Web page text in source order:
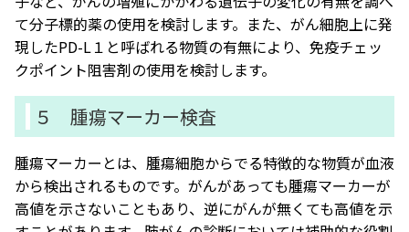
て分子標的薬の使用を検討します。また、がん細胞上に発
現したPD-L１と呼ばれる物質の有無により、免疫チェッ
クポイント阻害剤の使用を検討します。
５ 腫瘍マーカー検査
腫瘍マーカーとは、腫瘍細胞からでる特徴的な物質が血液
から検出されるものです。がんがあっても腫瘍マーカーが
高値を示さないこともあり、逆にがんが無くても高値を示